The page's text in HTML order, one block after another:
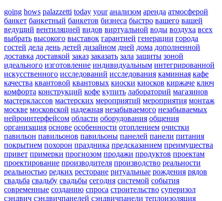
going hows palazzetti today your анализом аренда атмосферой
банкет банкетный банкетов бизнеса быстро вашего вашей
ведущий вентиляцией видов виртуальной воды воздуха всех
выбрать высокого выставок гарантией генерации города
гостей дела день детей дизайном дней дома дополненной
доставка доставкой заказ заказать зала защиты зоной
идеального изготовление индивидуальным интегрированной
искусственного исследований исследования каминная кафе
качества квантовой квантовых киоски киосков киржаче ключ
комфорта конструкций кофе купить лабораторий магазинов
мастерклассов мастерских мероприятий мероприятия монтаж
москве московской надежная незабываемого незабываемых
нейроинтерфейсом области оборудования общения
организация основе особенности отоплением очистки
павильон павильонов павильоны панелей панели питания
покрытием похорон праздника предсказанием преимущества
привет примерки прогнозом продажи продуктов проектам
проектирование производителя производство реальности
реальностью редких ресторане ритуальные рождения рядов
свадьба свадьбу свадьбы сегодня системой события
современные созданию спроса строительство суперизол
сэндвич сэндвичпанелей сэндвичпанели теплоизоляция